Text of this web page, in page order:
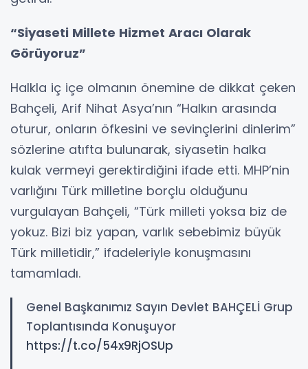
“Siyaseti Millete Hizmet Aracı Olarak
Görüyoruz”
Halkla iç içe olmanın önemine de dikkat çeken
Bahçeli, Arif Nihat Asya’nın “Halkın arasında
oturur, onların öfkesini ve sevinçlerini dinlerim”
sözlerine atıfta bulunarak, siyasetin halka
kulak vermeyi gerektirdiğini ifade etti. MHP’nin
varlığını Türk milletine borçlu olduğunu
vurgulayan Bahçeli, “Türk milleti yoksa biz de
yokuz. Bizi biz yapan, varlık sebebimiz büyük
Türk milletidir,” ifadeleriyle konuşmasını
tamamladı.
Genel Başkanımız Sayın Devlet BAHÇELİ Grup
Toplantısında Konuşuyor
https://t.co/54x9RjOSUp